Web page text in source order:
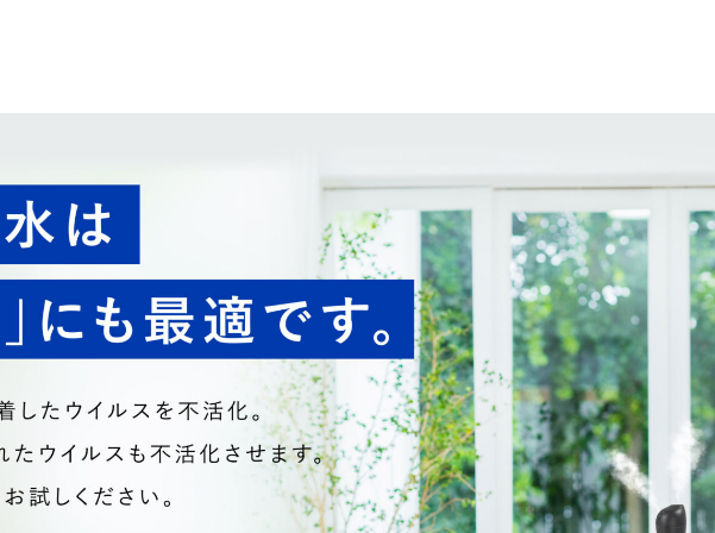
子カテゴリ
その他
在庫あり